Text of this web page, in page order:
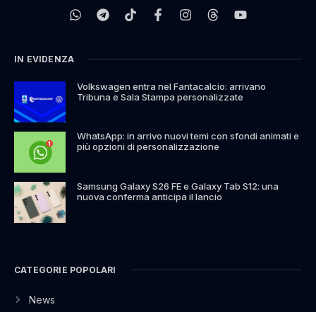
IN EVIDENZA
Volkswagen entra nel Fantacalcio: arrivano
Tribuna e Sala Stampa personalizzate
WhatsApp: in arrivo nuovi temi con sfondi animati e
più opzioni di personalizzazione
Samsung Galaxy S26 FE e Galaxy Tab S12: una
nuova conferma anticipa il lancio
CATEGORIE POPOLARI
News